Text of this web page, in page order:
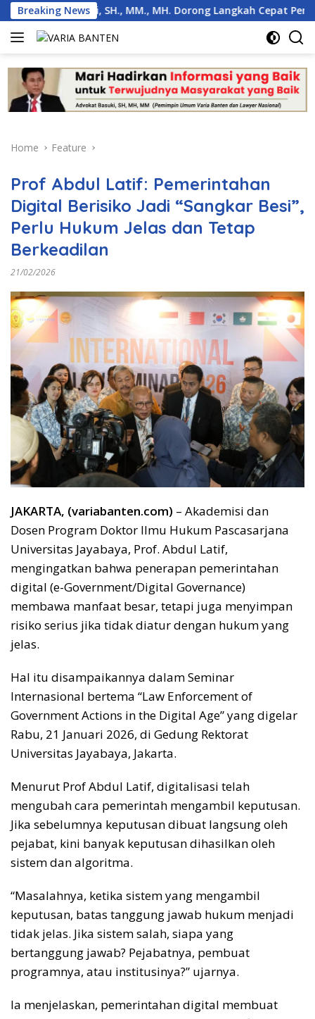
Skip
to
content
Breaking News
SH., MM., MH. Dorong Langkah Cepat Pemerintah
Home Feature
Prof Abdul Latif: Pemerintahan
Digital Berisiko Jadi “Sangkar Besi”,
Perlu Hukum Jelas dan Tetap
Berkeadilan
21/02/2026
JAKARTA, (variabanten.com) – Akademisi dan
Dosen Program Doktor Ilmu Hukum Pascasarjana
Universitas Jayabaya, Prof. Abdul Latif,
mengingatkan bahwa penerapan pemerintahan
digital (e-Government/Digital Governance)
membawa manfaat besar, tetapi juga menyimpan
risiko serius jika tidak diatur dengan hukum yang
jelas.
Hal itu disampaikannya dalam Seminar
Internasional bertema “Law Enforcement of
Government Actions in the Digital Age” yang digelar
Rabu, 21 Januari 2026, di Gedung Rektorat
Universitas Jayabaya, Jakarta.
Menurut Prof Abdul Latif, digitalisasi telah
mengubah cara pemerintah mengambil keputusan.
Jika sebelumnya keputusan dibuat langsung oleh
pejabat, kini banyak keputusan dihasilkan oleh
sistem dan algoritma.
“Masalahnya, ketika sistem yang mengambil
keputusan, batas tanggung jawab hukum menjadi
tidak jelas. Jika sistem salah, siapa yang
bertanggung jawab? Pejabatnya, pembuat
programnya, atau institusinya?” ujarnya.
Ia menjelaskan, pemerintahan digital membuat